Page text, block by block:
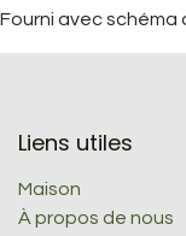
Fourni avec schéma
Liens utiles
Maison
À propos de nous